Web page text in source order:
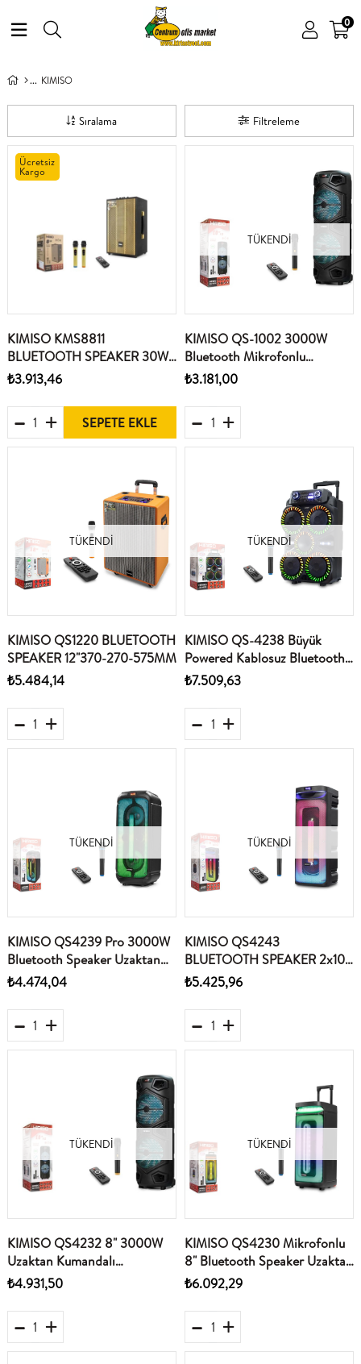
0
KIMISO
Filtreleme
Sıralama
KIMISO KMS8811
BLUETOOTH SPEAKER 30W
8" 270-200-435MM
₺3.913,46
SEPETE EKLE
Ücretsiz
Kargo
TÜKENDI
KIMISO QS-1002 3000W
Bluetooth Mikrofonlu
Uzaktan Kumandalı Usb-
Tfcard-Aux Müzik Çalar
₺3.181,00
TÜKENDI
KIMISO QS1220 BLUETOOTH
SPEAKER 12"370-270-575MM
₺5.484,14
TÜKENDI
KIMISO QS-4238 Büyük
Powered Kablosuz Bluetooth
Hoparlörler Müzik Çalar
₺7.509,63
TÜKENDI
KIMISO QS4239 Pro 3000W
Bluetooth Speaker Uzaktan
Kumandalı Mikrofonlu 2x8"
310x310x738MM Usb-TfCard
₺4.474,04
TÜKENDI
KIMISO QS4243
BLUETOOTH SPEAKER 2x10"
300-320-795MM
₺5.425,96
TÜKENDI
KIMISO QS4232 8" 3000W
Uzaktan Kumandalı
Mikrofonlu Bluetooth Speaker
2x8" 265-300-675MM Usb-
TfCard
₺4.931,50
TÜKENDI
KIMISO QS4230 Mikrofonlu
8" Bluetooth Speaker Uzaktan
Kumandalı 2x8" 265-300-
675MM Usb-TfCard
₺6.092,29